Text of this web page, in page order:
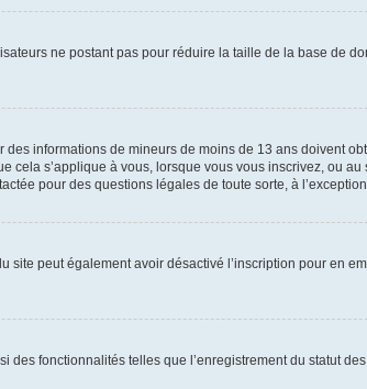
ne postant pas pour réduire la taille de la base de
informations de mineurs de moins de 13 ans doivent
cela s’applique à vous, lorsque vous vous inscrivez, ou
pour des questions légales de toute sorte, à
site peut également avoir désactivé l’inscription pour en
fonctionnalités telles que l’enregistrement du statut